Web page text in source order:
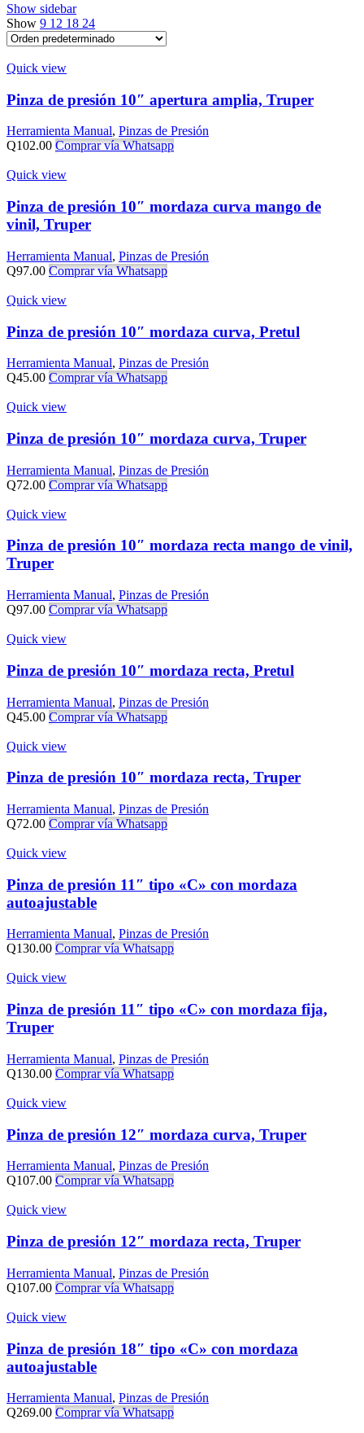
Show sidebar
Show 9 12 18 24
Quick view
Pinza de presión 10″ apertura amplia, Truper
Herramienta Manual, Pinzas de Presión
Q102.00 Comprar vía Whatsapp
Quick view
Pinza de presión 10″ mordaza curva mango de
vinil, Truper
Herramienta Manual, Pinzas de Presión
Q97.00 Comprar vía Whatsapp
Quick view
Pinza de presión 10″ mordaza curva, Pretul
Herramienta Manual, Pinzas de Presión
Q45.00 Comprar vía Whatsapp
Quick view
Pinza de presión 10″ mordaza curva, Truper
Herramienta Manual, Pinzas de Presión
Q72.00 Comprar vía Whatsapp
Quick view
Pinza de presión 10″ mordaza recta mango de vinil,
Truper
Herramienta Manual, Pinzas de Presión
Q97.00 Comprar vía Whatsapp
Quick view
Pinza de presión 10″ mordaza recta, Pretul
Herramienta Manual, Pinzas de Presión
Q45.00 Comprar vía Whatsapp
Quick view
Pinza de presión 10″ mordaza recta, Truper
Herramienta Manual, Pinzas de Presión
Q72.00 Comprar vía Whatsapp
Quick view
Pinza de presión 11″ tipo «C» con mordaza
autoajustable
Herramienta Manual, Pinzas de Presión
Q130.00 Comprar vía Whatsapp
Quick view
Pinza de presión 11″ tipo «C» con mordaza fija,
Truper
Herramienta Manual, Pinzas de Presión
Q130.00 Comprar vía Whatsapp
Quick view
Pinza de presión 12″ mordaza curva, Truper
Herramienta Manual, Pinzas de Presión
Q107.00 Comprar vía Whatsapp
Quick view
Pinza de presión 12″ mordaza recta, Truper
Herramienta Manual, Pinzas de Presión
Q107.00 Comprar vía Whatsapp
Quick view
Pinza de presión 18″ tipo «C» con mordaza
autoajustable
Herramienta Manual, Pinzas de Presión
Q269.00 Comprar vía Whatsapp